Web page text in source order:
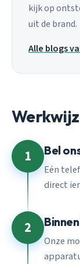
kijk op
uit de brand.
Alle blogs
1 Bel
Eén
direct
2
Onze